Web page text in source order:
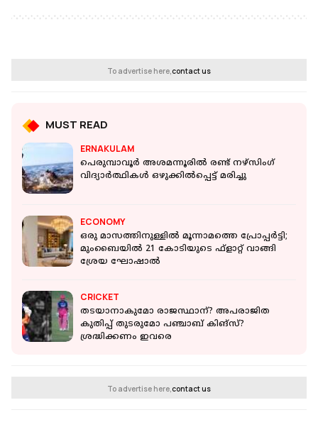
To advertise here,contact us
MUST READ
ERNAKULAM
പെരുമ്പാവൂർ അശമന്നൂരിൽ രണ്ട് നഴ്സിംഗ്
വിദ്യാർത്ഥികൾ ഒഴുക്കിൽപ്പെട്ട് മരിച്ചു
ECONOMY
ഒരു മാസത്തിനുള്ളില്‍ മൂന്നാമത്തെ പ്രോപ്പര്‍ട്ടി;
മുംബൈയില്‍ 21 കോടിയുടെ ഫ്‌ളാറ്റ് വാങ്ങി
ശ്രേയ ഘോഷാല്‍
CRICKET
തടയാനാകുമോ രാജസ്ഥാന്? അപരാജിത
കുതിപ്പ് തുടരുമോ പഞ്ചാബ് കിങ്‌സ്?
ശ്രദ്ധിക്കണം ഇവരെ
To advertise here,contact us